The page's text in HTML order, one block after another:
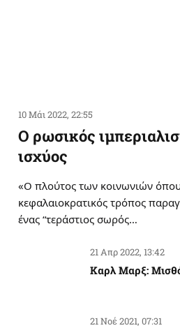
10 Μάι 2022, 22:55
Ο ρωσικός
ισχύος
«Ο πλούτος των κοινωνιών
κεφαλαιοκρατικός τρόπος
ένας “τεράστιος σωρός…
21 Απρ 2022, 13:42
Καρλ Μαρξ:
21 Νοέ 2021, 07:31